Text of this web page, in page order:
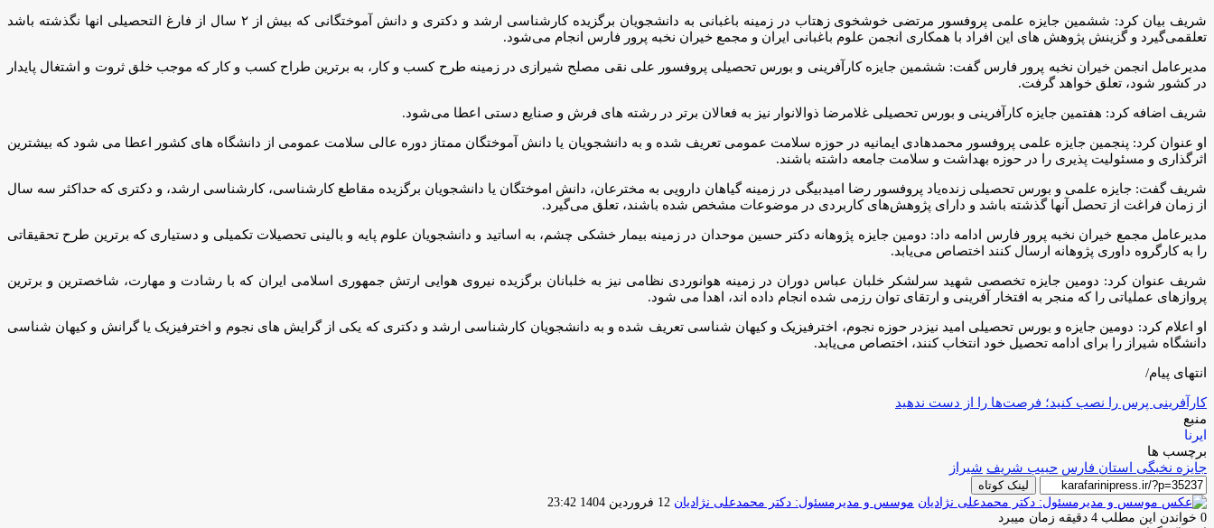
شریف بیان کرد: ششمین جایزه علمی پروفسور مرتضی خوشخوی زهتاب در زمینه باغبانی به دانشجویان برگزیده کارشناسی ارشد و دکتری و دانش آموختگانی که بیش از ۲ سال از فارغ التحصیلی انها نگذشته باشد
تعلقمی‌گیرد و گزینش پژوهش های این افراد با همکاری انجمن علوم باغبانی ایران و مجمع خیران نخبه پرور فارس انجام می‌شود.
مدیرعامل انجمن خیران نخبه پرور فارس گفت: ششمین جایزه کارآفرینی و بورس تحصیلی پروفسور علی نقی مصلح شیرازی در زمینه طرح کسب و کار، به برترین طراح کسب و کار که موجب خلق ثروت و اشتغال پایدار
در کشور شود، تعلق خواهد گرفت.
شریف اضافه کرد: هفتمین جایزه کارآفرینی و بورس تحصیلی غلامرضا ذوالانوار نیز به فعالان برتر در رشته های فرش و صنایع دستی اعطا می‌شود.
او عنوان کرد: پنجمین جایزه علمی پروفسور محمدهادی ایمانیه در حوزه سلامت عمومی تعریف شده و به دانشجویان یا دانش آموختگان ممتاز دوره عالی سلامت عمومی از دانشگاه های کشور اعطا می شود که بیشترین
اثرگذاری و مسئولیت پذیری را در حوزه بهداشت و سلامت جامعه داشته باشند.
شریف گفت: جایزه علمی و بورس تحصیلی زنده‌یاد پروفسور رضا امیدبیگی در زمینه گیاهان دارویی به مخترعان، دانش اموختگان یا دانشجویان برگزیده مقاطع کارشناسی، کارشناسی ارشد، و دکتری که حداکثر سه سال
از زمان فراغت از تحصل آنها گذشته باشد و دارای پژوهش‌های کاربردی در موضوعات مشخص شده باشند، تعلق می‌گیرد.
مدیرعامل مجمع خیران نخبه پرور فارس ادامه داد: دومین جایزه پژوهانه دکتر حسین موحدان در زمینه بیمار خشکی چشم، به اساتید و دانشجویان علوم پایه و بالینی تحصیلات تکمیلی و دستیاری که برترین طرح تحقیقاتی
را به کارگروه داوری پژوهانه ارسال کنند اختصاص می‌یابد.
شریف عنوان کرد: دومین جایزه تخصصی شهید سرلشکر خلبان عباس دوران در زمینه هوانوردی نظامی نیز به خلبانان برگزیده نیروی هوایی ارتش جمهوری اسلامی ایران که با رشادت و مهارت، شاخصترین و برترین
پروازهای عملیاتی را که منجر به افتخار آفرینی و ارتقای توان رزمی شده انجام داده اند، اهدا می شود.
او اعلام کرد: دومین جایزه و بورس تحصیلی امید نیزدر حوزه نجوم، اخترفیزیک و کیهان شناسی تعریف شده و به دانشجویان کارشناسی ارشد و دکتری که یکی از گرایش های نجوم و اخترفیزیک یا گرانش و کیهان شناسی
دانشگاه شیراز را برای ادامه تحصیل خود انتخاب کنند، اختصاص می‌یابد.
انتهای پیام/
کارآفرینی پرس را نصب کنید؛ فرصت‌ها را از دست ندهید
منبع
ایرنا
برچسب ها
جایزه نخبگی استان فارس حبیب شریف شیراز
لینک کوتاه
موسس و مدیرمسئول: دکتر محمدعلی نژادیان ارسال
12 فروردین 1404 23:42
0 خواندن این مطلب 4 دقیقه زمان میبرد